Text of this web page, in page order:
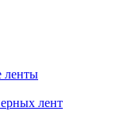
ленты
лент